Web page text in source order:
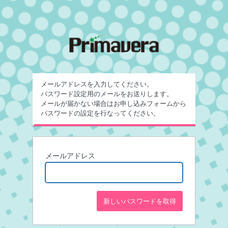
メールアドレスを入力してください。
パスワード設定用のメールをお送りします。
メールが届かない場合はお申し込みフォームから
パスワードの設定を行なってください。
メールアドレス